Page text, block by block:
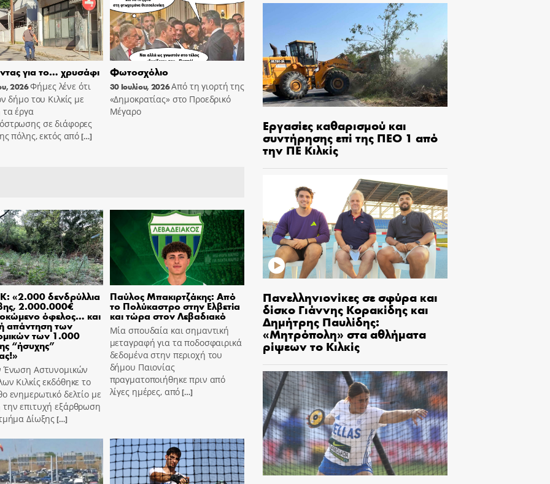
για το… χρυσάφι
2026Φήμες λένε ότι
δήμο του Κιλκίς με
έργα
σε διάφορες
πόλης, εκτός από[…]
Φωτοσχόλιο
30 Ιουλίου, 2026Από τη γιορτή της
«Δημοκρατίας» στο Προεδρικό
Μέγαρο
«2.000 δενδρύλλια
2.000.000€
όφελος… και
απάντηση των
των 1.000
“ήσυχης”
Ένωση Αστυνομικών
Κιλκίς εκδόθηκε το
ενημερωτικό δελτίο με
επιτυχή εξάρθρωση
Δίωξης[…]
Παύλος Μπακιρτζάκης: Από
το Πολύκαστρο στην Ελβετία
και τώρα στον Λεβαδιακό
Μία σπουδαία και σημαντική
μεταγραφή για τα ποδοσφαιρικά
δεδομένα στην περιοχή του
δήμου Παιονίας
πραγματοποιήθηκε πριν από
λίγες ημέρες, από[…]
Εργασίες καθαρισμού και
συντήρησης επί της ΠΕΟ 1 από
την ΠΕ Κιλκίς
Πανελληνιονίκες σε σφύρα και
δίσκο Γιάννης Κορακίδης και
Δημήτρης Παυλίδης:
«Μητρόπολη» στα αθλήματα
ρίψεων το Κιλκίς